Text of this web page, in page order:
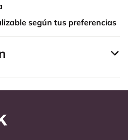
según tus preferencias